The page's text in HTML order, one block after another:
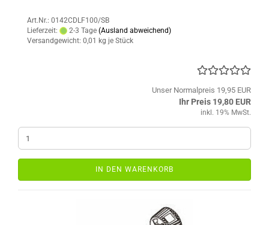
Art.Nr.: 0142CDLF100/SB
Lieferzeit:
2-3 Tage (Ausland abweichend)
Versandgewicht: 0,01 kg je Stück
Unser Normalpreis 19,95 EUR
Ihr Preis 19,80 EUR
inkl. 19% MwSt.
IN DEN WARENKORB